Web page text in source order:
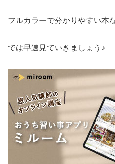
フルカラーで分かりやすい本
では早速見ていきましょう♪